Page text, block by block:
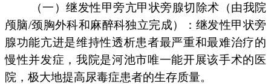
（一）继发性甲旁亢甲状旁腺切除术（由我院
颅脑/颈胸外科和麻醉科独立完成）：继发性甲状旁
腺功能亢进是维持性透析患者最严重和最难治疗的
慢性并发症，我院是河池市唯一能开展该手术的医
院，极大地提高尿毒症患者的生存质量。